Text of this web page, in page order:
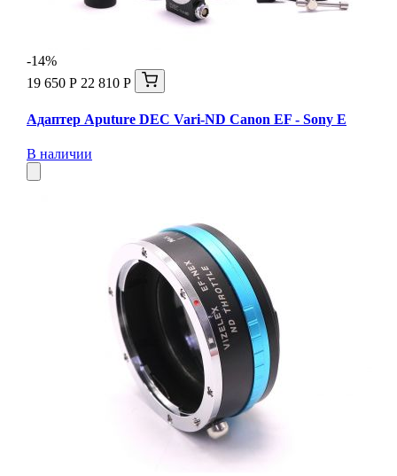
-14%
19 650 Р 22 810 Р
Адаптер Aputure DEC Vari-ND Canon EF - Sony E
В наличии